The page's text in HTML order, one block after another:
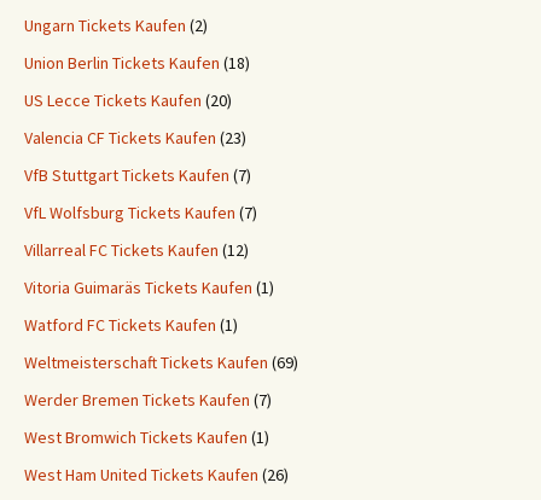
Ungarn Tickets Kaufen (2)
Union Berlin Tickets Kaufen (18)
US Lecce Tickets Kaufen (20)
Valencia CF Tickets Kaufen (23)
VfB Stuttgart Tickets Kaufen (7)
VfL Wolfsburg Tickets Kaufen (7)
Villarreal FC Tickets Kaufen (12)
Vitoria Guimaräs Tickets Kaufen (1)
Watford FC Tickets Kaufen (1)
Weltmeisterschaft Tickets Kaufen (69)
Werder Bremen Tickets Kaufen (7)
West Bromwich Tickets Kaufen (1)
West Ham United Tickets Kaufen (26)